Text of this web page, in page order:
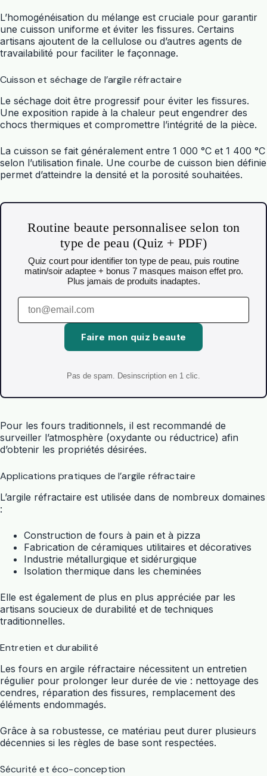
L’homogénéisation du mélange est cruciale pour garantir
une cuisson uniforme et éviter les fissures. Certains
artisans ajoutent de la cellulose ou d’autres agents de
travailabilité pour faciliter le façonnage.
Cuisson et séchage de l’argile réfractaire
Le séchage doit être progressif pour éviter les fissures.
Une exposition rapide à la chaleur peut engendrer des
chocs thermiques et compromettre l’intégrité de la pièce.
La cuisson se fait généralement entre 1 000 °C et 1 400 °C
selon l’utilisation finale. Une courbe de cuisson bien définie
permet d’atteindre la densité et la porosité souhaitées.
Routine beaute personnalisee selon ton
type de peau (Quiz + PDF)
Quiz court pour identifier ton type de peau, puis routine
matin/soir adaptee + bonus 7 masques maison effet pro.
Plus jamais de produits inadaptes.
Faire mon quiz beaute
Pas de spam. Desinscription en 1 clic.
Pour les fours traditionnels, il est recommandé de
surveiller l’atmosphère (oxydante ou réductrice) afin
d’obtenir les propriétés désirées.
Applications pratiques de l’argile réfractaire
L’argile réfractaire est utilisée dans de nombreux domaines
:
Construction de fours à pain et à pizza
Fabrication de céramiques utilitaires et décoratives
Industrie métallurgique et sidérurgique
Isolation thermique dans les cheminées
Elle est également de plus en plus appréciée par les
artisans soucieux de durabilité et de techniques
traditionnelles.
Entretien et durabilité
Les fours en argile réfractaire nécessitent un entretien
régulier pour prolonger leur durée de vie : nettoyage des
cendres, réparation des fissures, remplacement des
éléments endommagés.
Grâce à sa robustesse, ce matériau peut durer plusieurs
décennies si les règles de base sont respectées.
Sécurité et éco-conception